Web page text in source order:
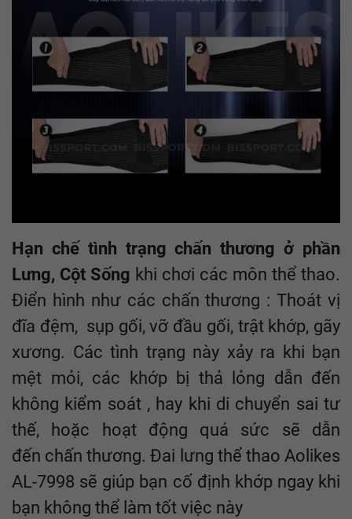
Hạn chế tình trạng chấn thương ở phần
Lưng, Cột Sống khi chơi các môn thể thao.
Điển hình như các chấn thương : Thoát vị
đĩa đệm, sụp gối, vỡ đầu gối, trật khớp, gãy
xương. Các tình trạng này xảy ra khi bạn
mệt mỏi, các khớp bị thả lỏng dẫn đến
không kiểm soát , hay khi di chuyển sai tư
thế, hoặc hoạt động quá sức sẽ dẫn
đến chấn thương. Đai lưng thể thao Aolikes
AL-7998 sẽ giúp bạn cố định khớp ngay khi
bạn không thể làm tốt việc này